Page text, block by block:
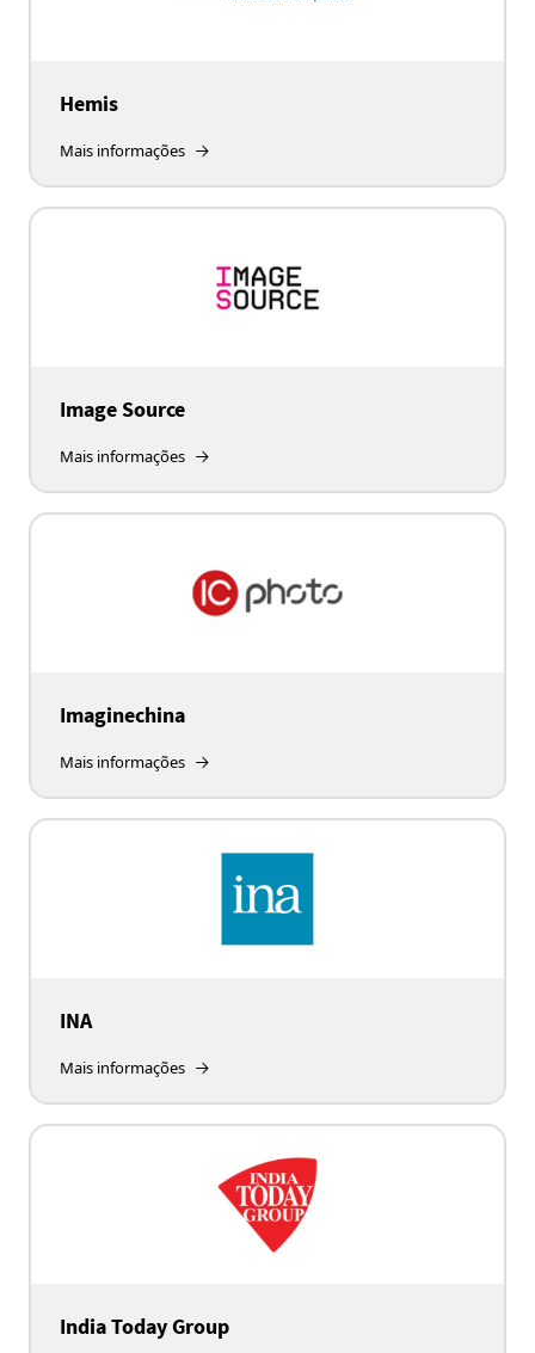
Hemis
Mais informações
Image Source
Mais informações
Imaginechina
Mais informações
INA
Mais informações
India Today Group